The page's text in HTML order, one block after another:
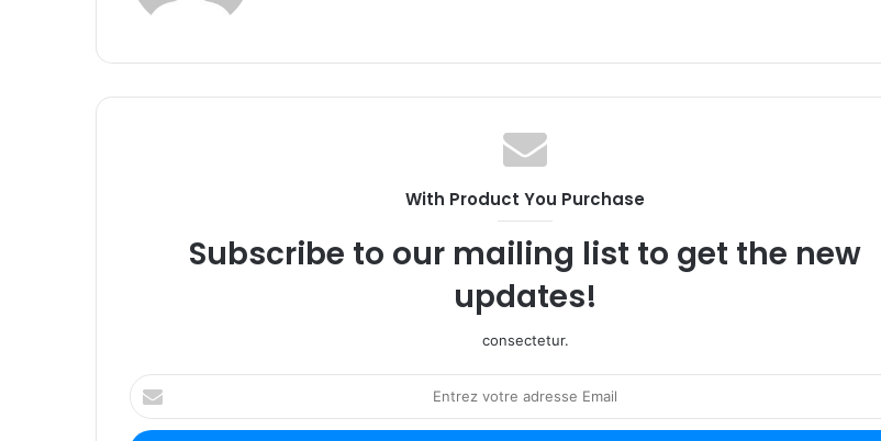
With Product You Purchase
Subscribe to our mailing list to get the new
updates!
consectetur.
Entrez
votre
adresse